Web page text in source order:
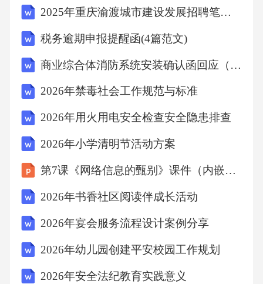
026年的社区活动能够取得圆满成功，为社区居
民带来更多的欢乐与温馨。2026年社区活动创
意方案设计的文章，你可以按照以下结构和内
容来编写：一、引言简要介绍社区活动的背
景、目的以及方案设计的意义。阐述社区活动
对于增强社区凝聚力、促进居民交流以及营造
和谐社区氛围的重要性。二、现状分析对当前
式、参与程度、居民需求等。分析当前存在的
问题和挑战，如活动形式单一、参与度不高、
资源不足等。三、设计理念与目标阐述设计新
方案时的核心理念，如倡导健康生活、促进文
化交流等。明确活动方案设计的目标，如提高
居民参与度、丰富活动内容、优化资源配置
2025年重庆渝渡城市建设发展招聘笔试真题
税务逾期申报提醒函(4篇范文)
商业综合体消防系统安装确认函回应（7篇）范文
2026年禁毒社会工作规范与标准
2026年用火用电安全检查安全隐患排查
2026年小学清明节活动方案
第7课《网络信息的甄别》课件（内嵌视频）2026-2027学年河大版初中信息技术七年级全一册
2026年书香社区阅读伴成长活动
2026年宴会服务流程设计案例分享
2026年幼儿园创建平安校园工作规划
2026年安全法纪教育实践意义